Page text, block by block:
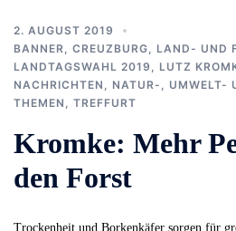
2. AUGUST 2019
BANNER
CREUZBURG LAND- UND
LANDTAGSWAHL 2019
LUTZ
NACHRICHTEN
NATUR-, UMWELT-
THEMEN
TREFFURT
Kromke: Mehr
den Forst
Trockenheit und Borkenkäfer sorgen für